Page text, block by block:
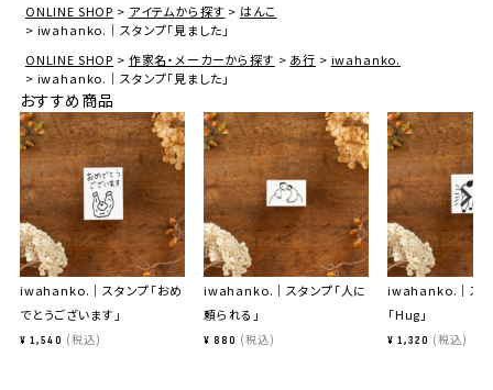
ONLINE SHOP アイテムから探す
はんこ
iwahanko.｜スタンプ「見ました」
ONLINE SHOP
作家名・メーカーから探す あ行
iwahanko.
iwahanko.｜スタンプ「見ました」
おすすめ商品
iwahanko.｜スタンプ「おめ
でとうございます」
¥ 1,540 税込
iwahanko.｜スタンプ「人に
頼られる」
¥ 880 税込
iwahanko.｜スタ
「Hug」
¥ 1,320 税込